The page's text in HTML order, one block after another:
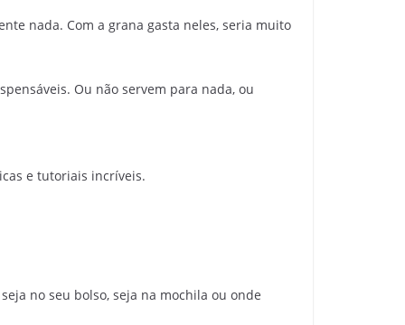
nada. Com a grana gasta neles, seria muito
Ou não servem para nada, ou
e tutoriais incríveis.
no seu bolso, seja na mochila ou onde